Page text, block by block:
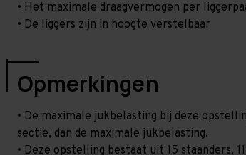
• Het maximale draagvermogen per
• De liggers zijn in hoogte verstelbaar
Opmerkingen
• De maximale jukbelasting bij deze
sectie, dan de maximale jukbelasting.
• Deze opstelling bestaat uit 15 staanders,